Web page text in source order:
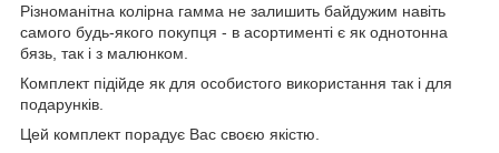
Різноманітна колірна гамма не залишить байдужим навіть
самого будь-якого покупця - в асортименті є як однотонна
бязь, так і з малюнком.
Комплект підійде як для особистого використання так і для
подарунків.
Цей комплект порадує Вас своєю якістю.